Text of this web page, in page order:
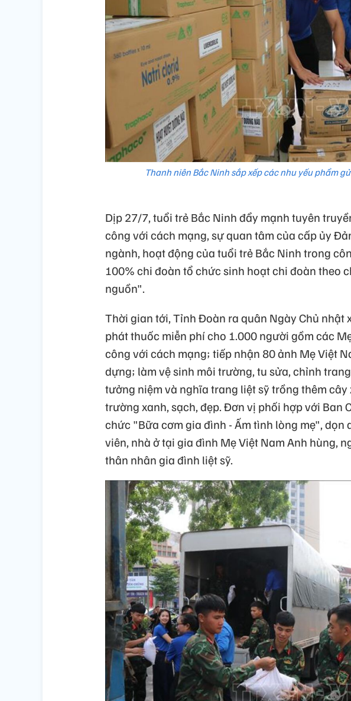
Thanh niên Bắc Ninh sắp xếp các nhu yếu phẩm
Dịp 27/7, tuổi trẻ Bắc Ninh đẩy mạnh tuyên
công với cách mạng, sự quan tâm của cấp ủy
ngành, hoạt động của tuổi trẻ Bắc Ninh trong
100% chi đoàn tổ chức sinh hoạt chi đoàn theo
nguồn".
Thời gian tới, Tỉnh Đoàn ra quân Ngày Chủ nhật
phát thuốc miễn phí cho 1.000 người gồm các
công với cách mạng; tiếp nhận 80 ảnh Mẹ Việt
dựng; làm vệ sinh môi trường, tu sửa, chỉnh
tưởng niệm và nghĩa trang liệt sỹ trồng thêm
trường xanh, sạch, đẹp. Đơn vị phối hợp với Ban
chức "Bữa cơm gia đình - Ấm tình lòng mẹ", dọn
viên, nhà ở tại gia đình Mẹ Việt Nam Anh hùng,
thân nhân gia đình liệt sỹ.